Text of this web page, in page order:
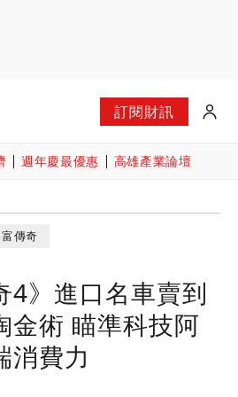
訂閱財訊
週年慶最優惠 高雄產業論壇
傳奇
4》進口名車賣到
金術 瞄準科技阿
消費力